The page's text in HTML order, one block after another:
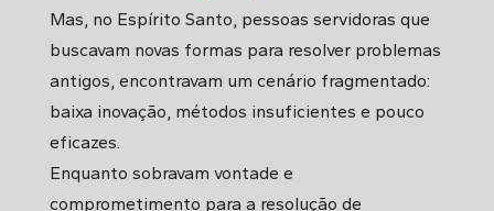
Mas, no Espírito Santo, pessoas servidoras que
buscavam novas formas para resolver problemas
antigos, encontravam um cenário fragmentado:
baixa inovação, métodos insuficientes e pouco
eficazes.
Enquanto sobravam vontade e
comprometimento para a resolução de